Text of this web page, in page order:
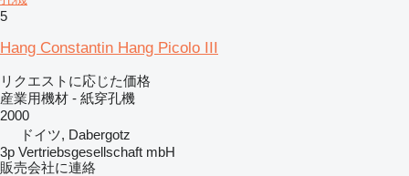
5
Hang Constantin Hang Picolo III
リクエストに応じた価格
産業用機材 - 紙穿孔機
2000
ドイツ, Dabergotz
3p Vertriebsgesellschaft mbH
販売会社に連絡